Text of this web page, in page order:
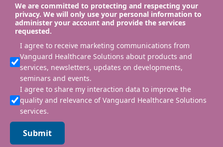
We are committed to protecting and respecting your
privacy. We will only use your personal information to
administer your account and provide the services
requested.
I agree to receive marketing communications from
Vanguard Healthcare Solutions about products and
services, newsletters, updates on developments,
seminars and events.
I agree to share my interaction data to improve the
quality and relevance of Vanguard Healthcare Solutions
services.
Submit